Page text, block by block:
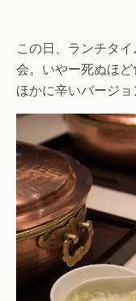
この日、ランチタ
会。いやー死ぬほ
ほかに辛いバージョ